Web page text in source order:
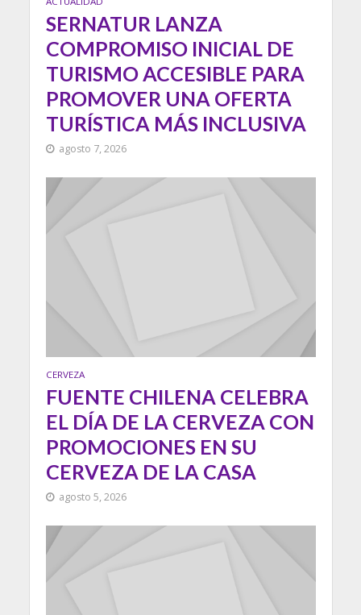
SERNATUR LANZA
COMPROMISO INICIAL DE
TURISMO ACCESIBLE PARA
PROMOVER UNA OFERTA
TURÍSTICA MÁS INCLUSIVA
agosto 7, 2026
CERVEZA
FUENTE CHILENA CELEBRA
EL DÍA DE LA CERVEZA CON
PROMOCIONES EN SU
CERVEZA DE LA CASA
agosto 5, 2026